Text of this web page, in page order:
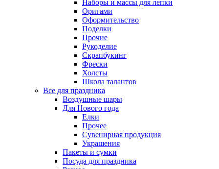
Наборы и массы для лепки
Оригами
Оформительство
Поделки
Прочие
Рукоделие
Скрапбукинг
Фрески
Холсты
Школа талантов
Все для праздника
Воздушные шары
Для Нового года
Елки
Прочее
Сувенирная продукция
Украшения
Пакеты и сумки
Посуда для праздника